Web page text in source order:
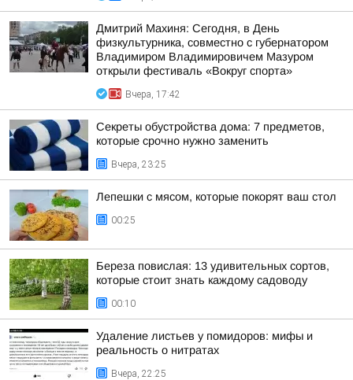
Дмитрий Махиня: Сегодня, в День
физкультурника, совместно с губернатором
Владимиром Владимировичем Мазуром
открыли фестиваль «Вокруг спорта»
Вчера, 17:42
Секреты обустройства дома: 7 предметов,
которые срочно нужно заменить
Вчера, 23:25
Лепешки с мясом, которые покорят ваш стол
00:25
Береза повислая: 13 удивительных сортов,
которые стоит знать каждому садоводу
00:10
Удаление листьев у помидоров: мифы и
реальность о нитратах
Вчера, 22:25